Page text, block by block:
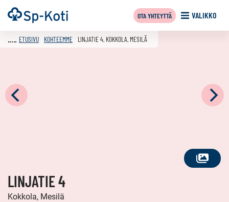
Siirry
sisältöön
Etusivu VALIKKO
OTA YHTEYTTÄ
KATSO
ETUSIVU KOHTEEMME LINJATIE 4, KOKKOLA, MESILÄ
LINJATIE 4
Kokkola, Mesilä